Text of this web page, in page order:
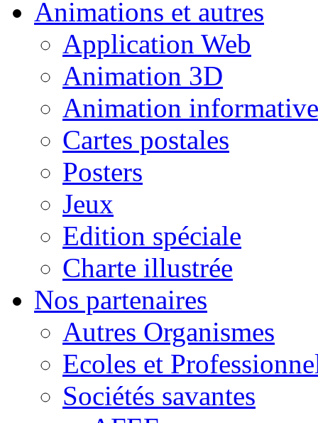
Animations et autres
Application Web
Animation 3D
Animation informative
Cartes postales
Posters
Jeux
Edition spéciale
Charte illustrée
Nos partenaires
Autres Organismes
Ecoles et
Sociétés savantes